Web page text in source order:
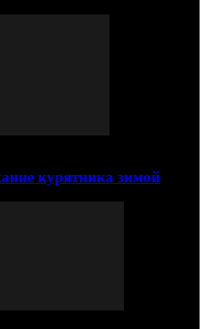
курятника зимой